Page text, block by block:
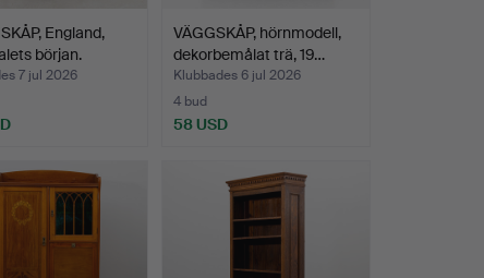
England,
början.
7 jul 2026
VÄGGSKÅP, hörnmodell,
dekorbemålat trä, 19…
Klubbades 6 jul 2026
4 bud
58 USD